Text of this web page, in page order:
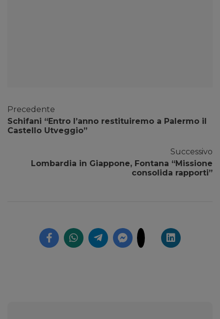
Precedente
Schifani “Entro l’anno restituiremo a Palermo il
Castello Utveggio”
Successivo
Lombardia in Giappone, Fontana “Missione
consolida rapporti”